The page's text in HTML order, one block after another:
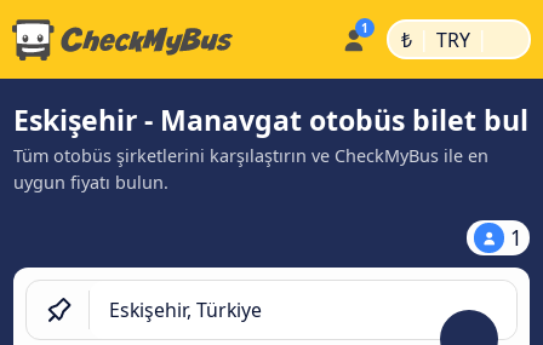
₺ | TRY |
Eskişehir - Manavgat otobüs bilet bul
Tüm otobüs şirketlerini karşılaştırın ve CheckMyBus ile en
uygun fiyatı bulun.
1